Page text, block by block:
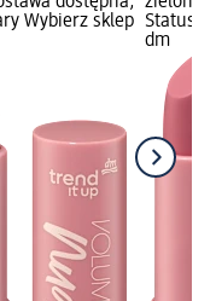
Wybierz sklep
Status
dm